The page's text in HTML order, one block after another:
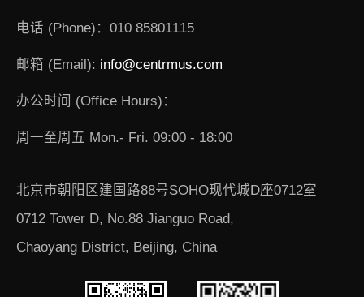
电话 (Phone)：010 85801115
邮箱 (Email): info@centrmus.com
办公时间 (Office Hours)：
周一至周五 Mon.- Fri. 09:00 - 18:00
北京市朝阳区建国路88号SOHO现代城D座0712室
0712 Tower D, No.88 Jianguo Road,
Chaoyang District, Beijing, China